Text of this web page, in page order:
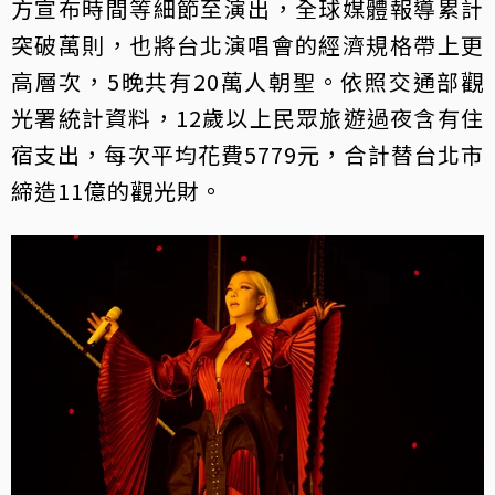
方宣布時間等細節至演出，全球媒體報導累計
突破萬則，也將台北演唱會的經濟規格帶上更
高層次，5晚共有20萬人朝聖。依照交通部觀
光署統計資料，12歲以上民眾旅遊過夜含有住
宿支出，每次平均花費5779元，合計替台北市
締造11億的觀光財。